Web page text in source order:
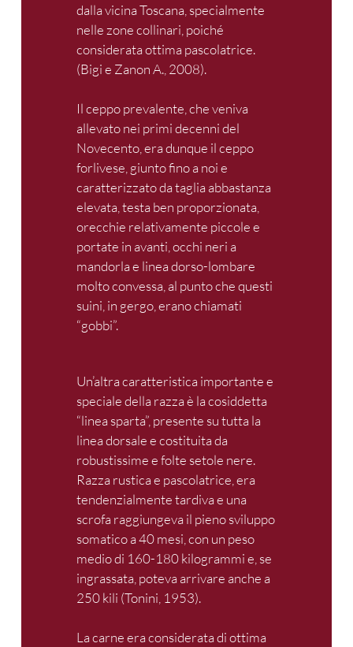
dalla vicina Toscana, specialmente
nelle zone collinari, poiché
considerata ottima pascolatrice.
(Bigi e Zanon A., 2008).
Il ceppo prevalente, che veniva
allevato nei primi decenni del
Novecento, era dunque il ceppo
forlivese, giunto fino a noi e
caratterizzato da taglia abbastanza
elevata, testa ben proporzionata,
orecchie relativamente piccole e
portate in avanti, occhi neri a
mandorla e linea dorso-lombare
molto convessa, al punto che questi
suini, in gergo, erano chiamati
“gobbi”.
Un’altra caratteristica importante e
speciale della razza è la cosiddetta
“linea sparta”, presente su tutta la
linea dorsale e costituita da
robustissime e folte setole nere.
Razza rustica e pascolatrice, era
tendenzialmente tardiva e una
scrofa raggiungeva il pieno sviluppo
somatico a 40 mesi, con un peso
medio di 160-180 kilogrammi e, se
ingrassata, poteva arrivare anche a
250 kili (Tonini, 1953).
La carne era considerata di ottima